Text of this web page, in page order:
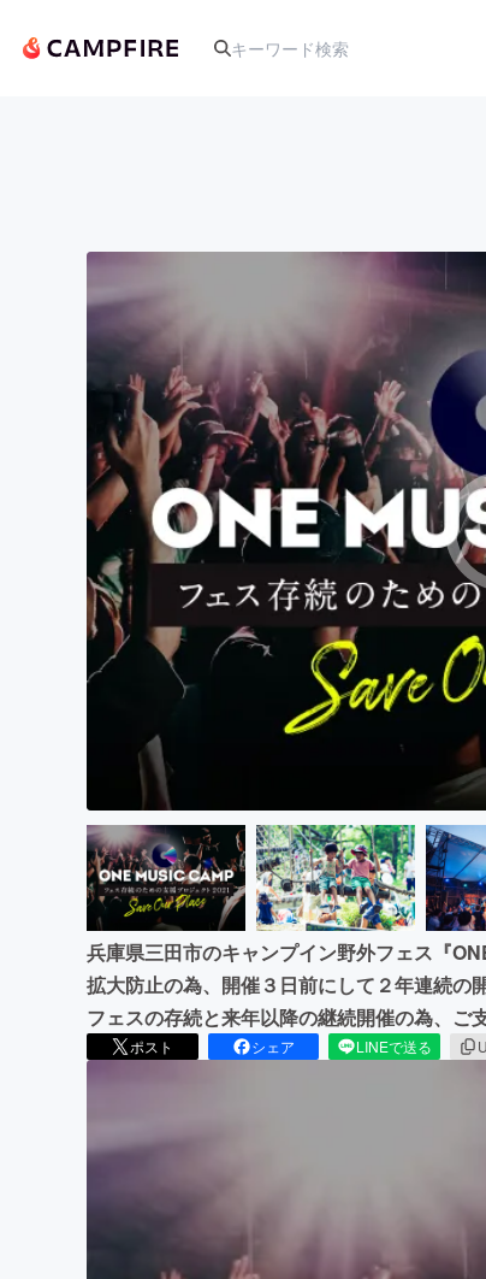
テクノロジー・ガジェット
映像・映画
ビジネス・起業
まちづくり・地域活性化
兵庫県三田市のキャンプイン野外フェス『
拡大防止の為、開催３日前にして２年連続の
フェスの存続と来年以降の継続開催の為、ご
ポスト シェア LINEで送る